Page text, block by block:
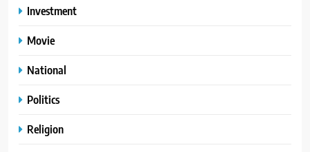
Investment
Movie
National
Politics
Religion